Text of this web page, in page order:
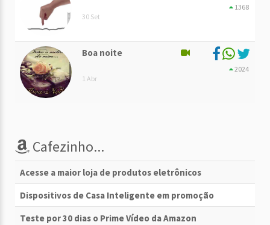
30 Set
1368
Boa noite
1 Abr
2024
Cafezinho...
Acesse a maior loja de produtos eletrônicos
Dispositivos de Casa Inteligente em promoção
Teste por 30 dias o Prime Vídeo da Amazon